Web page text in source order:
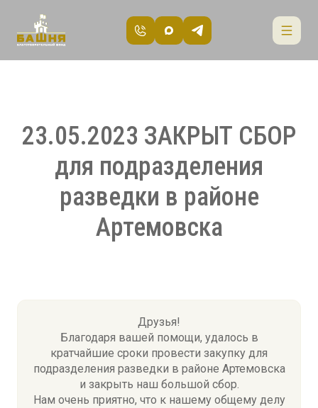
23.05.2023 ЗАКРЫТ СБОР
для подразделения
разведки в районе
Артемовска
Друзья!
Благодаря вашей помощи, удалось в
кратчайшие сроки провести закупку для
подразделения разведки в районе Артемовска
и закрыть наш большой сбор.
Нам очень приятно, что к нашему общему делу